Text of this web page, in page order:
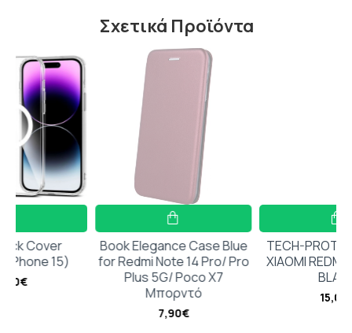
Σχετικά Προϊόντα
Book Elegance Case Blue
for Redmi Note 14 Pro/ Pro
Plus 5G/ Poco X7
TECH-PROTECT SC PEN
XIAOMI REDMI PAD SE 11.0